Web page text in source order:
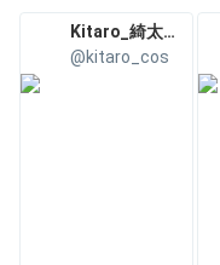
Kitaro_綺太郎✨💞
@kitaro_cos